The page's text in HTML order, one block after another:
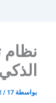
بواسطة / 17 سبتمبر، 2023